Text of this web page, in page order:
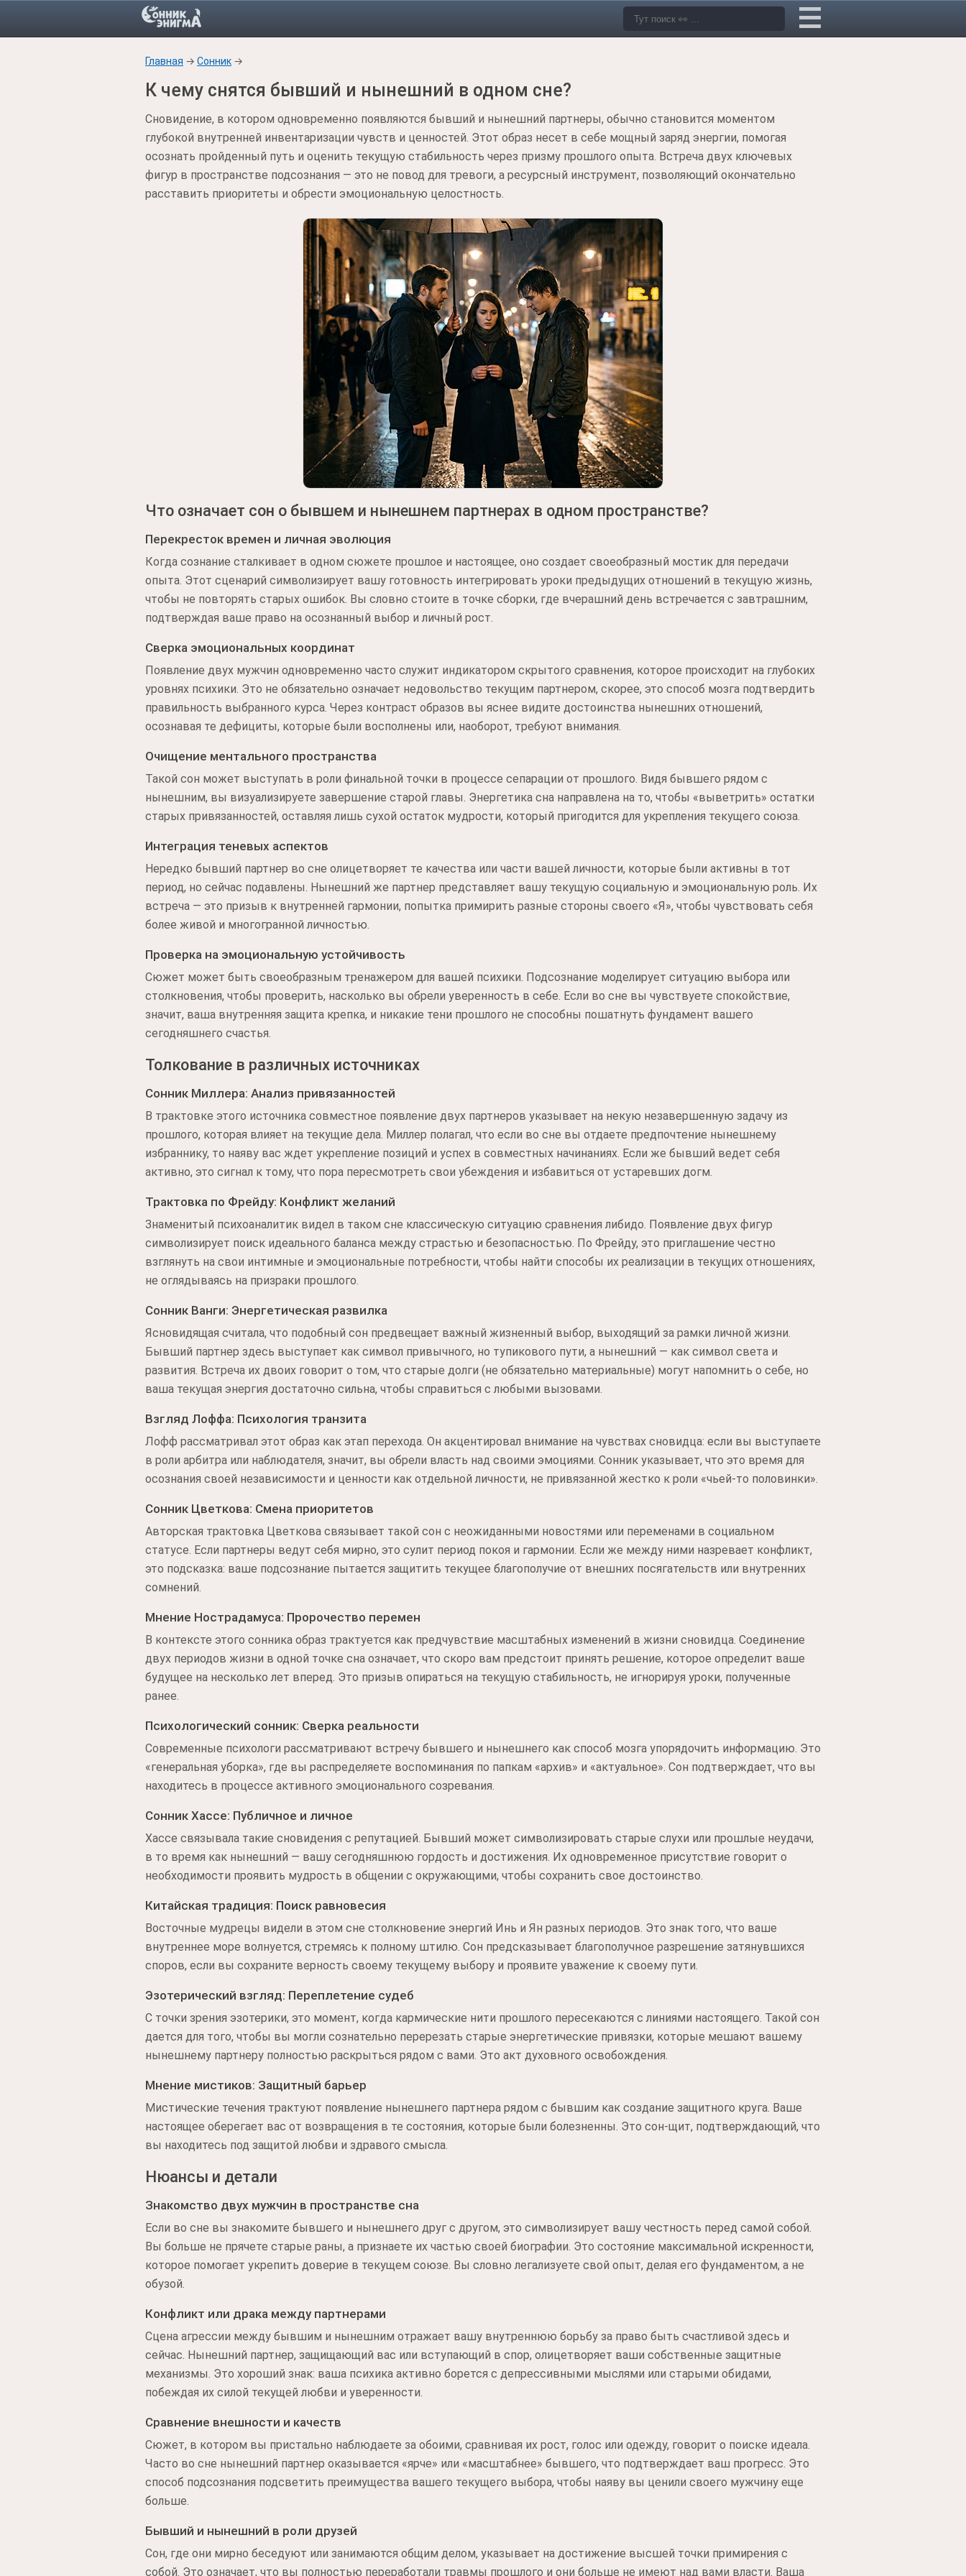
Главная → Сонник →
К чему снятся бывший и нынешний в одном сне?
Сновидение, в котором одновременно появляются бывший и нынешний партнеры, обычно становится моментом
глубокой внутренней инвентаризации чувств и ценностей. Этот образ несет в себе мощный заряд энергии, помогая
осознать пройденный путь и оценить текущую стабильность через призму прошлого опыта. Встреча двух ключевых
фигур в пространстве подсознания — это не повод для тревоги, а ресурсный инструмент, позволяющий окончательно
расставить приоритеты и обрести эмоциональную целостность.
Что означает сон о бывшем и нынешнем партнерах в одном пространстве?
Перекресток времен и личная эволюция
Когда сознание сталкивает в одном сюжете прошлое и настоящее, оно создает своеобразный мостик для передачи
опыта. Этот сценарий символизирует вашу готовность интегрировать уроки предыдущих отношений в текущую жизнь,
чтобы не повторять старых ошибок. Вы словно стоите в точке сборки, где вчерашний день встречается с завтрашним,
подтверждая ваше право на осознанный выбор и личный рост.
Сверка эмоциональных координат
Появление двух мужчин одновременно часто служит индикатором скрытого сравнения, которое происходит на глубоких
уровнях психики. Это не обязательно означает недовольство текущим партнером, скорее, это способ мозга подтвердить
правильность выбранного курса. Через контраст образов вы яснее видите достоинства нынешних отношений,
осознавая те дефициты, которые были восполнены или, наоборот, требуют внимания.
Очищение ментального пространства
Такой сон может выступать в роли финальной точки в процессе сепарации от прошлого. Видя бывшего рядом с
нынешним, вы визуализируете завершение старой главы. Энергетика сна направлена на то, чтобы «выветрить» остатки
старых привязанностей, оставляя лишь сухой остаток мудрости, который пригодится для укрепления текущего союза.
Интеграция теневых аспектов
Нередко бывший партнер во сне олицетворяет те качества или части вашей личности, которые были активны в тот
период, но сейчас подавлены. Нынешний же партнер представляет вашу текущую социальную и эмоциональную роль. Их
встреча — это призыв к внутренней гармонии, попытка примирить разные стороны своего «Я», чтобы чувствовать себя
более живой и многогранной личностью.
Проверка на эмоциональную устойчивость
Сюжет может быть своеобразным тренажером для вашей психики. Подсознание моделирует ситуацию выбора или
столкновения, чтобы проверить, насколько вы обрели уверенность в себе. Если во сне вы чувствуете спокойствие,
значит, ваша внутренняя защита крепка, и никакие тени прошлого не способны пошатнуть фундамент вашего
сегодняшнего счастья.
Толкование в различных источниках
Сонник Миллера: Анализ привязанностей
В трактовке этого источника совместное появление двух партнеров указывает на некую незавершенную задачу из
прошлого, которая влияет на текущие дела. Миллер полагал, что если во сне вы отдаете предпочтение нынешнему
избраннику, то наяву вас ждет укрепление позиций и успех в совместных начинаниях. Если же бывший ведет себя
активно, это сигнал к тому, что пора пересмотреть свои убеждения и избавиться от устаревших догм.
Трактовка по Фрейду: Конфликт желаний
Знаменитый психоаналитик видел в таком сне классическую ситуацию сравнения либидо. Появление двух фигур
символизирует поиск идеального баланса между страстью и безопасностью. По Фрейду, это приглашение честно
взглянуть на свои интимные и эмоциональные потребности, чтобы найти способы их реализации в текущих отношениях,
не оглядываясь на призраки прошлого.
Сонник Ванги: Энергетическая развилка
Ясновидящая считала, что подобный сон предвещает важный жизненный выбор, выходящий за рамки личной жизни.
Бывший партнер здесь выступает как символ привычного, но тупикового пути, а нынешний — как символ света и
развития. Встреча их двоих говорит о том, что старые долги (не обязательно материальные) могут напомнить о себе, но
ваша текущая энергия достаточно сильна, чтобы справиться с любыми вызовами.
Взгляд Лоффа: Психология транзита
Лофф рассматривал этот образ как этап перехода. Он акцентировал внимание на чувствах сновидца: если вы выступаете
в роли арбитра или наблюдателя, значит, вы обрели власть над своими эмоциями. Сонник указывает, что это время для
осознания своей независимости и ценности как отдельной личности, не привязанной жестко к роли «чьей-то половинки».
Сонник Цветкова: Смена приоритетов
Авторская трактовка Цветкова связывает такой сон с неожиданными новостями или переменами в социальном
статусе. Если партнеры ведут себя мирно, это сулит период покоя и гармонии. Если же между ними назревает конфликт,
это подсказка: ваше подсознание пытается защитить текущее благополучие от внешних посягательств или внутренних
сомнений.
Мнение Нострадамуса: Пророчество перемен
В контексте этого сонника образ трактуется как предчувствие масштабных изменений в жизни сновидца. Соединение
двух периодов жизни в одной точке сна означает, что скоро вам предстоит принять решение, которое определит ваше
будущее на несколько лет вперед. Это призыв опираться на текущую стабильность, не игнорируя уроки, полученные
ранее.
Психологический сонник: Сверка реальности
Современные психологи рассматривают встречу бывшего и нынешнего как способ мозга упорядочить информацию. Это
«генеральная уборка», где вы распределяете воспоминания по папкам «архив» и «актуальное». Сон подтверждает, что вы
находитесь в процессе активного эмоционального созревания.
Сонник Хассе: Публичное и личное
Хассе связывала такие сновидения с репутацией. Бывший может символизировать старые слухи или прошлые неудачи,
в то время как нынешний — вашу сегодняшнюю гордость и достижения. Их одновременное присутствие говорит о
необходимости проявить мудрость в общении с окружающими, чтобы сохранить свое достоинство.
Китайская традиция: Поиск равновесия
Восточные мудрецы видели в этом сне столкновение энергий Инь и Ян разных периодов. Это знак того, что ваше
внутреннее море волнуется, стремясь к полному штилю. Сон предсказывает благополучное разрешение затянувшихся
споров, если вы сохраните верность своему текущему выбору и проявите уважение к своему пути.
Эзотерический взгляд: Переплетение судеб
С точки зрения эзотерики, это момент, когда кармические нити прошлого пересекаются с линиями настоящего. Такой сон
дается для того, чтобы вы могли сознательно перерезать старые энергетические привязки, которые мешают вашему
нынешнему партнеру полностью раскрыться рядом с вами. Это акт духовного освобождения.
Мнение мистиков: Защитный барьер
Мистические течения трактуют появление нынешнего партнера рядом с бывшим как создание защитного круга. Ваше
настоящее оберегает вас от возвращения в те состояния, которые были болезненны. Это сон-щит, подтверждающий, что
вы находитесь под защитой любви и здравого смысла.
Нюансы и детали
Знакомство двух мужчин в пространстве сна
Если во сне вы знакомите бывшего и нынешнего друг с другом, это символизирует вашу честность перед самой собой.
Вы больше не прячете старые раны, а признаете их частью своей биографии. Это состояние максимальной искренности,
которое помогает укрепить доверие в текущем союзе. Вы словно легализуете свой опыт, делая его фундаментом, а не
обузой.
Конфликт или драка между партнерами
Сцена агрессии между бывшим и нынешним отражает вашу внутреннюю борьбу за право быть счастливой здесь и
сейчас. Нынешний партнер, защищающий вас или вступающий в спор, олицетворяет ваши собственные защитные
механизмы. Это хороший знак: ваша психика активно борется с депрессивными мыслями или старыми обидами,
побеждая их силой текущей любви и уверенности.
Сравнение внешности и качеств
Сюжет, в котором вы пристально наблюдаете за обоими, сравнивая их рост, голос или одежду, говорит о поиске идеала.
Часто во сне нынешний партнер оказывается «ярче» или «масштабнее» бывшего, что подтверждает ваш прогресс. Это
способ подсознания подсветить преимущества вашего текущего выбора, чтобы наяву вы ценили своего мужчину еще
больше.
Бывший и нынешний в роли друзей
Сон, где они мирно беседуют или занимаются общим делом, указывает на достижение высшей точки примирения с
собой. Это означает, что вы полностью переработали травмы прошлого и они больше не имеют над вами власти. Ваша